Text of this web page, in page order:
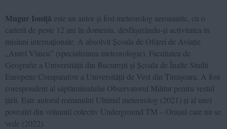
Mugur Ioniță este un autor și fost meteorolog aeronautic, cu o
carieră de peste 12 ani în domeniu, desfășurându-și activitatea în
misiuni internaționale. A absolvit Școala de Ofițeri de Aviație
„Aurel Vlaicu” (specializarea meteorologie), Facultatea de
Geografie a Universității din București și Școala de Înalte Studii
Europene Comparative a Universității de Vest din Timișoara. A fost
corespondent al săptămânalului Observatorul Militar pentru vestul
țării. Este autorul romanului Ultimul meteorolog (2021) și al unei
povestiri din volumul colectiv Underground TM – Orașul care nu se
vede (2022).